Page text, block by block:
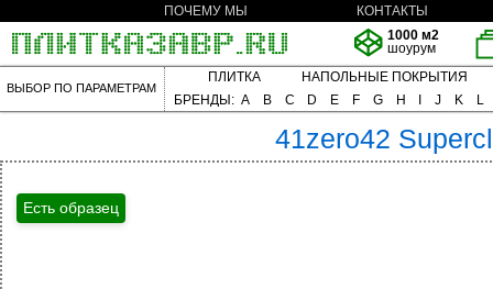
ПОЧЕМУ МЫ
КОНТАКТЫ
1000 м2
шоурум
ВЫБОР ПО ПАРАМЕТРАМ
ПЛИТКА
НАПОЛЬНЫЕ ПОКРЫТИЯ
БРЕНДЫ: A B C D E F G H J K L
41zero42
Есть образец